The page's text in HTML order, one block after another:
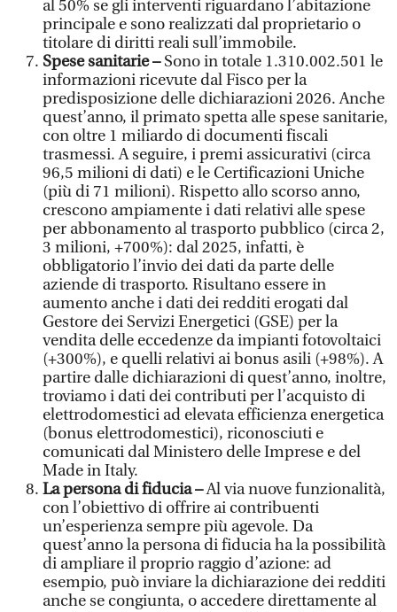
al 50% se gli interventi riguardano l’abitazione
principale e sono realizzati dal proprietario o
titolare di diritti reali sull’immobile.
Spese sanitarie –Sono in totale 1.310.002.501 le
informazioni ricevute dal Fisco per la
predisposizione delle dichiarazioni 2026. Anche
quest’anno, il primato spetta alle spese sanitarie,
con oltre 1 miliardo di documenti fiscali
trasmessi. A seguire, i premi assicurativi (circa
96,5 milioni di dati) e le Certificazioni Uniche
(più di 71 milioni). Rispetto allo scorso anno,
crescono ampiamente i dati relativi alle spese
per abbonamento al trasporto pubblico (circa 2,
3 milioni, +700%): dal 2025, infatti, è
obbligatorio l’invio dei dati da parte delle
aziende di trasporto. Risultano essere in
aumento anche i dati dei redditi erogati dal
Gestore dei Servizi Energetici (GSE) per la
vendita delle eccedenze da impianti fotovoltaici
(+300%), e quelli relativi ai bonus asili (+98%). A
partire dalle dichiarazioni di quest’anno, inoltre,
troviamo i dati dei contributi per l’acquisto di
elettrodomestici ad elevata efficienza energetica
(bonus elettrodomestici), riconosciuti e
comunicati dal Ministero delle Imprese e del
Made in Italy.
La persona di fiducia –Al via nuove funzionalità,
con l’obiettivo di offrire ai contribuenti
un’esperienza sempre più agevole. Da
quest’anno la persona di fiducia ha la possibilità
di ampliare il proprio raggio d’azione: ad
esempio, può inviare la dichiarazione dei redditi
anche se congiunta, o accedere direttamente al